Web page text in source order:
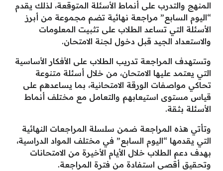
المنهج والتدرب على أنماط الأسئلة المتوقعة، لذلك يقدم
“اليوم السابع” مراجعة نهائية تضم مجموعة من أبرز
الأسئلة التي تساعد الطلاب على تثبيت المعلومات
والاستعداد الجيد قبل دخول لجنة الامتحان.
وتستهدف المراجعة تدريب الطلاب على الأفكار الأساسية
التي يعتمد عليها الامتحان، من خلال أسئلة متنوعة
تحاكي مواصفات الورقة الامتحانية، بما يساعدهم على
قياس مستوى استيعابهم والتعامل مع مختلف أنماط
الأسئلة بثقة.
وتأتي هذه المراجعة ضمن سلسلة المراجعات النهائية
التي يقدمها “اليوم السابع” في مختلف المواد الدراسية،
بهدف دعم الطلاب خلال الأيام الأخيرة من الامتحانات
وتحقيق أقصى استفادة من فترة المراجعة.